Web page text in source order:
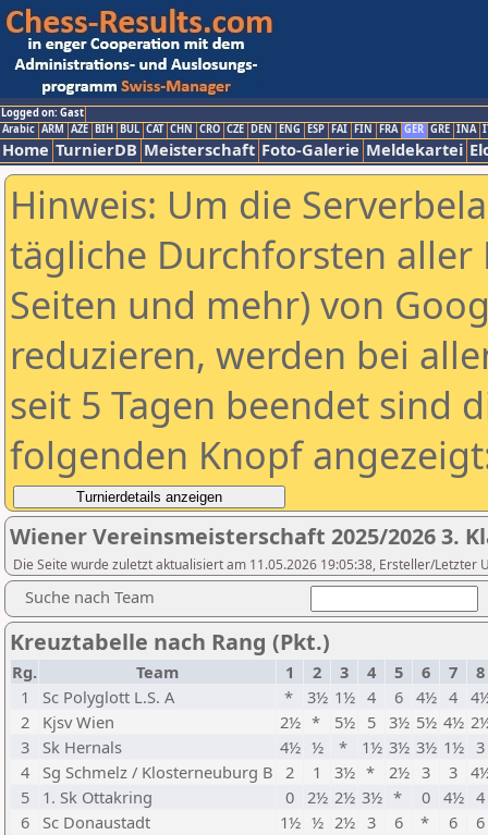
Logged on: Gast
Arabic ARM AZE BIH BUL CAT CHN CRO CZE DEN ENG ESP FAI FIN FRA GER GRE INA
Home TurnierDB Meisterschaft Foto-Galerie Meldekartei
Hinweis: Um die
tägliche Durchforsten aller
Seiten und mehr) von
reduzieren, werden bei
seit 5 Tagen beendet sind
folgenden Knopf
Wiener Vereinsmeisterschaft 2025/2026 3.
Die Seite wurde zuletzt aktualisiert am 11.05.2026 19:05:38, Ersteller/Letzter
Suche nach Team
Kreuztabelle nach Rang (Pkt.)
Rg. Team 1 2 3 4 5 6 7
8
1
Sc Polyglott L.S. A * 3½ 1½ 4 6 4½ 4
2
Kjsv Wien 2½ * 5½ 5 3½ 5½ 4½
3
Sk Hernals 4½ ½ * 1½ 3½ 3½ 1½ 3
4
Sg Schmelz / Klosterneuburg B 2 1 3½ * 2½ 3 3
5
1. Sk Ottakring 0 2½ 2½ 3½ * 0 4½ 4
6
Sc Donaustadt 1½ ½ 2½ 3 6 * 6
6